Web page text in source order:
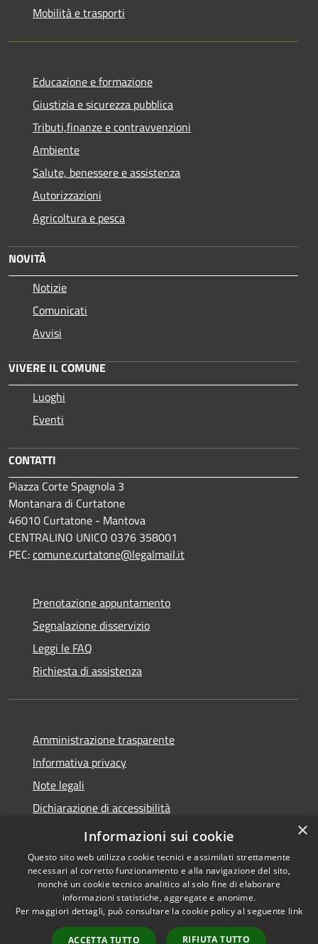
Mobilità e trasporti
Educazione e formazione
Giustizia e sicurezza pubblica
Tributi,finanze e contravvenzioni
Ambiente
Salute, benessere e assistenza
Autorizzazioni
Agricoltura e pesca
NOVITÀ
Notizie
Comunicati
Avvisi
VIVERE IL COMUNE
Luoghi
Eventi
CONTATTI
Piazza Corte Spagnola 3
Montanara di Curtatone
46010 Curtatone - Mantova
CENTRALINO UNICO 0376 358001
PEC:comune.curtatone@legalmail.it
Prenotazione appuntamento
Segnalazione disservizio
Leggi le FAQ
Richiesta di assistenza
Amministrazione trasparente
Informativa privacy
Note legali
Dichiarazione di accessibilità
Meccanismo di Feedback
Accessibilità
Copyright © 2026 • Comune di
Curtatone • Powered by
Municipium• Accesso
×
Informazioni sui cookie
Questo sito web utilizza cookie tecnici e assimilati strettamente
necessari al corretto funzionamento e alla navigazione del sito,
nonché un cookie tecnico analitico al solo fine di elaborare
informazioni statistiche, aggregate e anonime.
Per maggiori dettagli, può consultare la cookie policy al seguente link
ACCETTA TUTTO RIFIUTA TUTTO